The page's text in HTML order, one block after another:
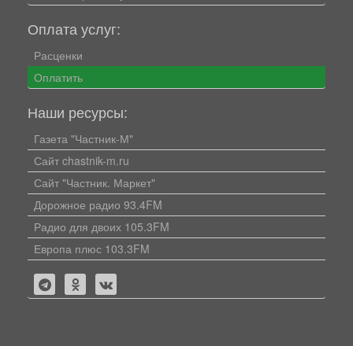
Оплата услуг:
Расценки
Оплатить
Наши ресурсы:
Газета "Частник-М"
Сайт chastnik-m.ru
Сайт "Частник. Маркет"
Дорожное радио 93.4FM
Радио для двоих 105.3FM
Европа плюс 103.3FM